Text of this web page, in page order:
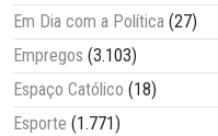
Em Dia com a Política (27)
Empregos (3.103)
Espaço Católico (18)
Esporte (1.771)